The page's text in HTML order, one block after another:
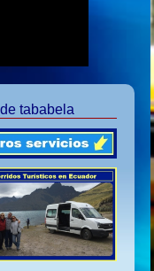
tababela